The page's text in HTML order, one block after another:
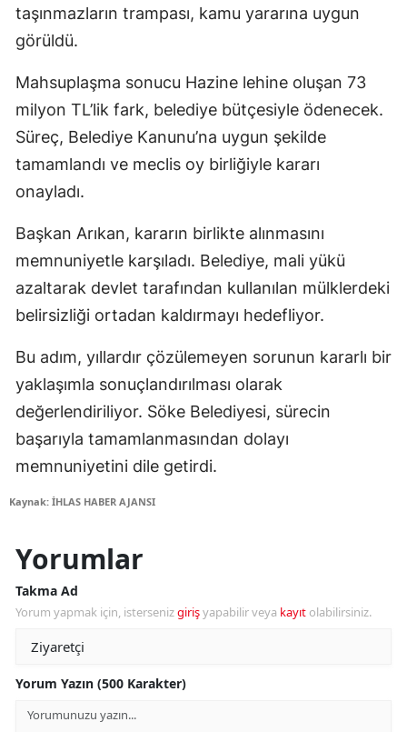
taşınmazların trampası, kamu yararına uygun
görüldü.
Mahsuplaşma sonucu Hazine lehine oluşan 73
milyon TL’lik fark, belediye bütçesiyle ödenecek.
Süreç, Belediye Kanunu’na uygun şekilde
tamamlandı ve meclis oy birliğiyle kararı
onayladı.
Başkan Arıkan, kararın birlikte alınmasını
memnuniyetle karşıladı. Belediye, mali yükü
azaltarak devlet tarafından kullanılan mülklerdeki
belirsizliği ortadan kaldırmayı hedefliyor.
Bu adım, yıllardır çözülemeyen sorunun kararlı bir
yaklaşımla sonuçlandırılması olarak
değerlendiriliyor. Söke Belediyesi, sürecin
başarıyla tamamlanmasından dolayı
memnuniyetini dile getirdi.
Kaynak: İHLAS HABER AJANSI
Yorumlar
Takma Ad
Yorum yapmak için, istersenizgirişyapabilir veya kayıt olabilirsiniz.
Yorum Yazın (500 Karakter)